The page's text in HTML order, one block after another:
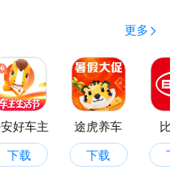
能，包括模拟考试、顺序
过模拟考试熟悉考试流
法规，通过错题复习巩
解和应用能力。
更多
好车主
下载
途虎养车
下载